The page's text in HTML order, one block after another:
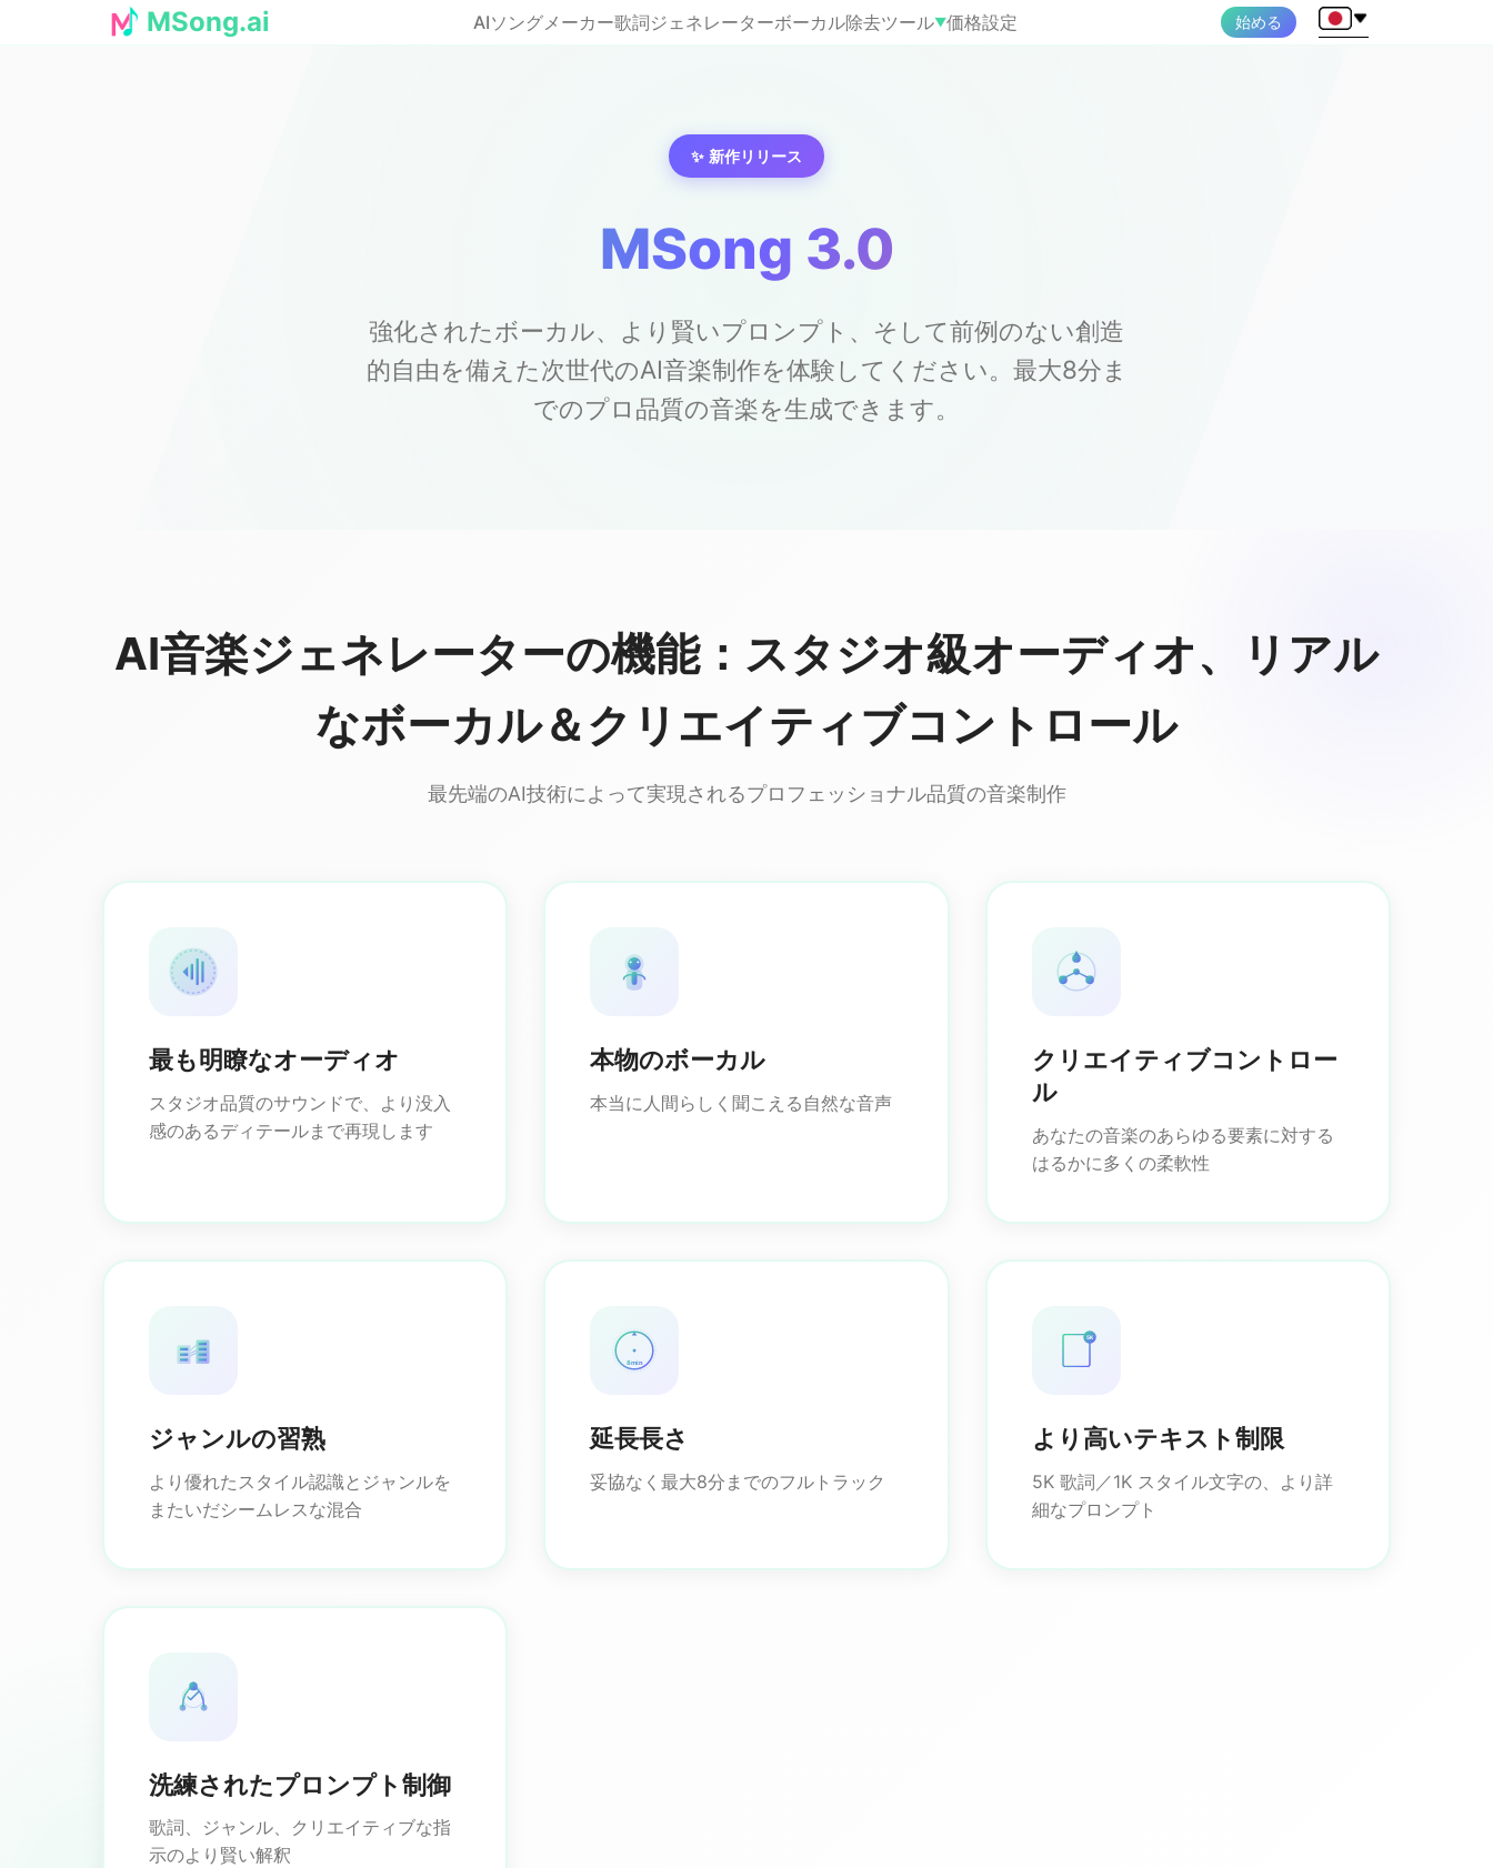
MSong.ai AIソングメーカー歌詞ジェネレーターボーカル除去ツール▼価格設定 始める
✨ 新作リリース
MSong 3.0
強化されたボーカル、より賢いプロンプト、そして前例のない創造
的自由を備えた次世代のAI音楽制作を体験してください。最大8分ま
でのプロ品質の音楽を生成できます。
AI音楽ジェネレーターの機能：スタジオ級オーディオ、リアル
なボーカル＆クリエイティブコントロール
最先端のAI技術によって実現されるプロフェッショナル品質の音楽制作
最も明瞭なオーディオ
スタジオ品質のサウンドで、より没入
感のあるディテールまで再現します
本物のボーカル
本当に人間らしく聞こえる自然な音声
クリエイティブコントロー
ル
あなたの音楽のあらゆる要素に対する
はるかに多くの柔軟性
ジャンルの習熟
より優れたスタイル認識とジャンルを
またいだシームレスな混合
8min
延長長さ
妥協なく最大8分までのフルトラック
5K
より高いテキスト制限
5K 歌詞／1K スタイル文字の、より詳
細なプロンプト
洗練されたプロンプト制御
歌詞、ジャンル、クリエイティブな指
示のより賢い解釈